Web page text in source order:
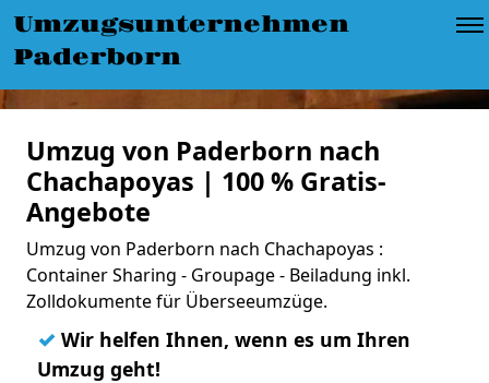
Umzugsunternehmen
Paderborn
Umzug von Paderborn nach
Chachapoyas | 100 % Gratis-
Angebote
Umzug von Paderborn nach Chachapoyas :
Container Sharing - Groupage - Beiladung inkl.
Zolldokumente für Überseeumzüge.
✓ Wir helfen Ihnen, wenn es um Ihren
Umzug geht!